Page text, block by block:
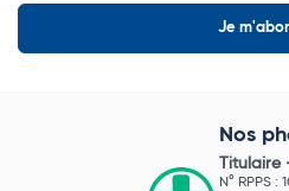
Nos
Titulaire
N° RPPS :